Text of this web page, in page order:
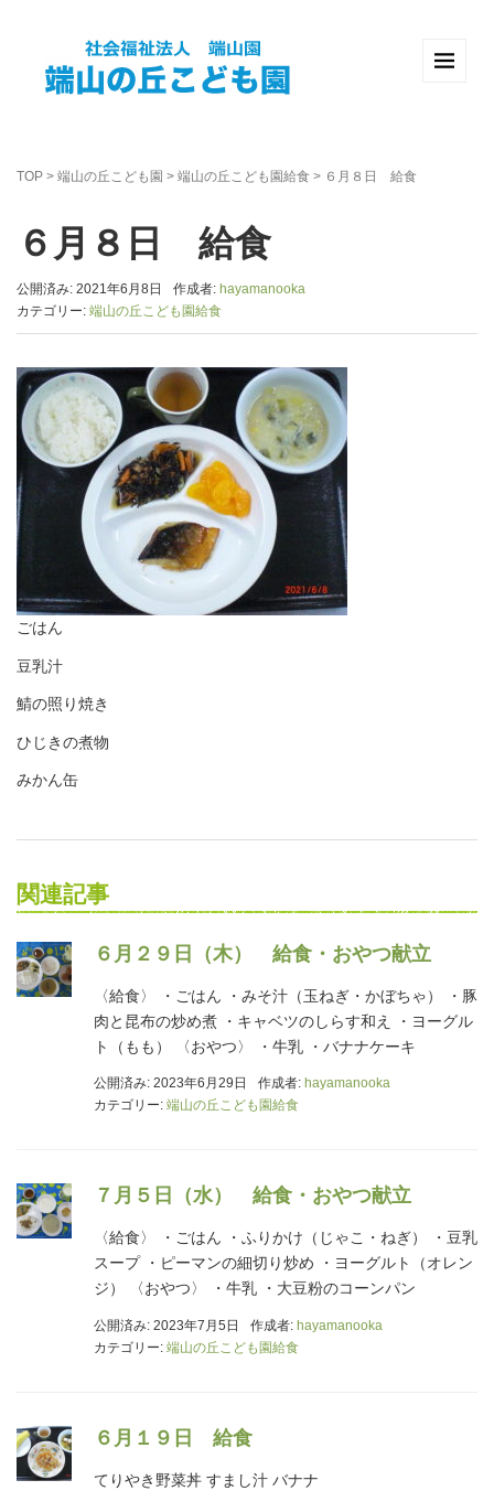
TOP > 端山の丘こども園 > 端山の丘こども園給食 > ６月８日 給食
６月８日 給食
公開済み: 2021年6月8日 作成者: hayamanooka
カテゴリー: 端山の丘こども園給食
ごはん
豆乳汁
鯖の照り焼き
ひじきの煮物
みかん缶
関連記事
６月２９日（木） 給食・おやつ献立
〈給食〉 ・ごはん ・みそ汁（玉ねぎ・かぼちゃ） ・豚
肉と昆布の炒め煮 ・キャベツのしらす和え ・ヨーグル
ト（もも） 〈おやつ〉 ・牛乳 ・バナナケーキ
公開済み: 2023年6月29日 作成者: hayamanooka
カテゴリー: 端山の丘こども園給食
７月５日（水） 給食・おやつ献立
〈給食〉 ・ごはん ・ふりかけ（じゃこ・ねぎ） ・豆乳
スープ ・ピーマンの細切り炒め ・ヨーグルト（オレン
ジ） 〈おやつ〉 ・牛乳 ・大豆粉のコーンパン
公開済み: 2023年7月5日 作成者: hayamanooka
カテゴリー: 端山の丘こども園給食
６月１９日 給食
てりやき野菜丼 すまし汁 バナナ